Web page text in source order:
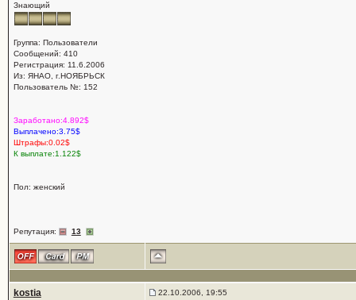
Знающий
Группа: Пользователи
Сообщений: 410
Регистрация: 11.6.2006
Из: ЯНАО, г.НОЯБРЬСК
Пользователь №: 152
Заработано:4.892$
Выплачено:3.75$
Штрафы:0.02$
К выплате:1.122$
Пол: женский
Репутация: 13
kostia 22.10.2006, 19:55